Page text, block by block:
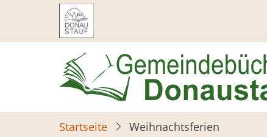
Inhalt
Startseite Weihnachtsferien